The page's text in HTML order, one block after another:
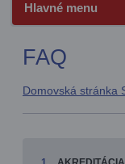
Hlavné menu
FAQ